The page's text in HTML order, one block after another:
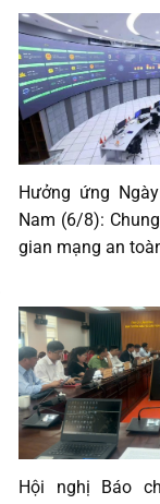
Hưởng ứng
Nam (6/8):
gian mạng an
Hội nghị Báo